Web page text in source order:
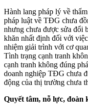
Hành lang pháp lý về
pháp luật về TĐG chưa
nhưng chưa được sửa đổi
khăn nhất định đối với
nhiệm giải trình với cơ
Tình trạng cạnh tranh
cạnh tranh không đúng
doanh nghiệp TĐG chưa
động của thị trường chưa
Quyết tâm, nỗ lực, đoàn